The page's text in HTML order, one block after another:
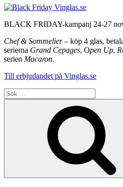
BLACK FRIDAY-kampanj 24-27
Chef & Sommelier– köp 4 glas,
serierna Grand Cepages, Open Up,
serien Macaron.
Till erbjudandet på Vinglas.se
Sök
efter: